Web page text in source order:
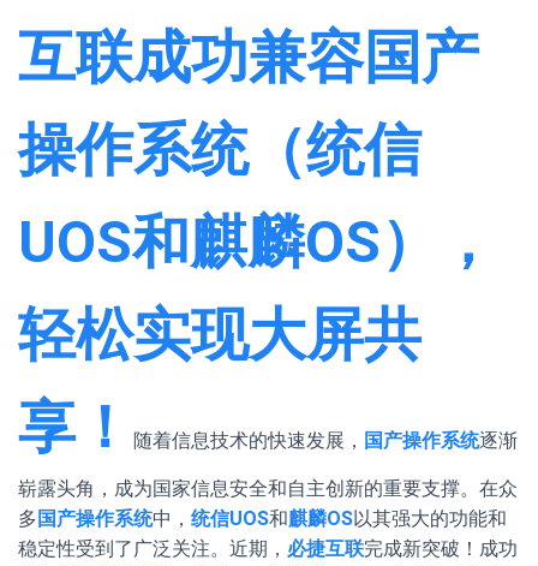
互联成功兼容国产
操作系统（统信
UOS和麒麟OS），
轻松实现大屏共
享！
随着信息技术的快速发展， 国产操作系统逐渐
崭露头角，成为国家信息安全和自主创新的重要支撑。在众
多 国产操作系统中， 统信UOS和麒麟OS以其强大的功能和
稳定性受到了广泛关注。近期， 必捷互联完成新突破！成功